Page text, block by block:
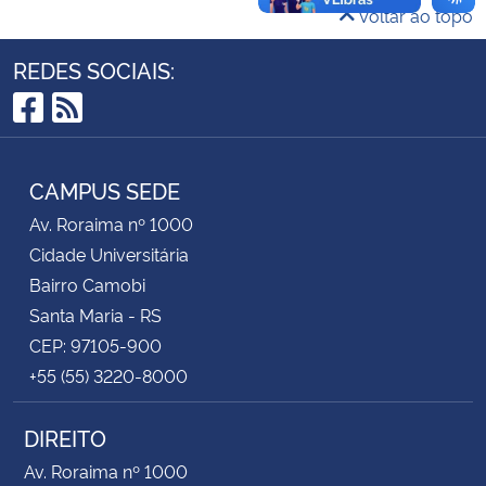
Secretaria de Governo
Advocacia-Geral da União
Banco Central do Brasil
Planalto
Voltar ao topo
REDES SOCIAIS:
Facebook
RSS
CAMPUS SEDE
Av. Roraima nº 1000
Cidade Universitária
Bairro Camobi
Santa Maria - RS
CEP: 97105-900
+55 (55) 3220-8000
DIREITO
Av. Roraima nº 1000